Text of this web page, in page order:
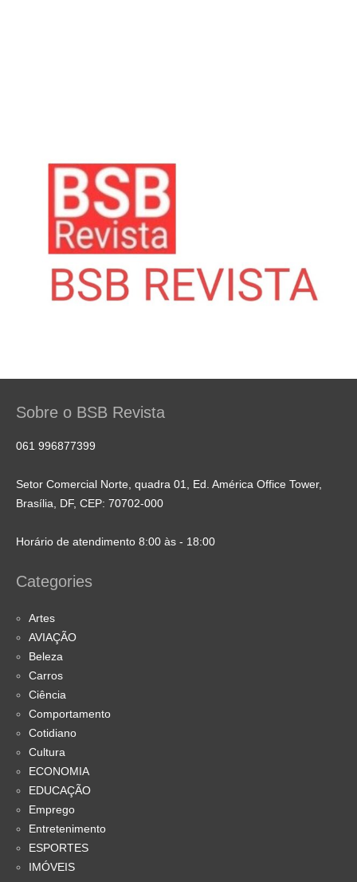
Sobre o BSB Revista
061 996877399
Setor Comercial Norte, quadra 01, Ed. América Office Tower,
Brasília, DF, CEP: 70702-000
Horário de atendimento 8:00 às - 18:00
Categories
Artes
AVIAÇÃO
Beleza
Carros
Ciência
Comportamento
Cotidiano
Cultura
ECONOMIA
EDUCAÇÃO
Emprego
Entretenimento
ESPORTES
IMÓVEIS